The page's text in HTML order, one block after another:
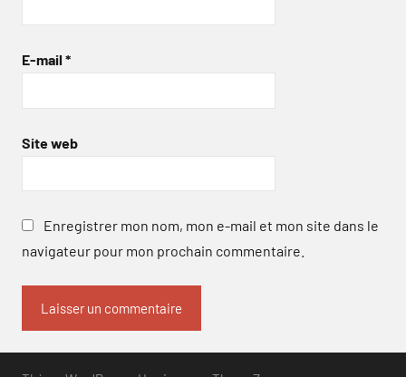
E-mail *
Site web
Enregistrer mon nom, mon e-mail et mon site dans le
navigateur pour mon prochain commentaire.